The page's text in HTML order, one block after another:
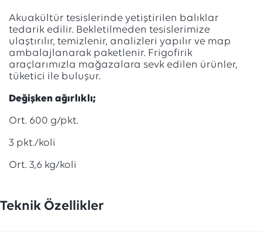
Akuakültür tesislerinde yetiştirilen balıklar
tedarik edilir. Bekletilmeden tesislerimize
ulaştırılır, temizlenir, analizleri yapılır ve map
ambalajlanarak paketlenir. Frigofirik
araçlarımızla mağazalara sevk edilen ürünler,
tüketici ile buluşur.
Değişken ağırlıklı;
Ort. 600 g/pkt.
3 pkt./koli
Ort. 3,6 kg/koli
Teknik Özellikler